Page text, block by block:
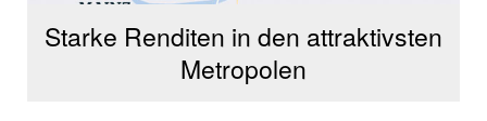
Starke Renditen in den attraktivsten
Metropolen